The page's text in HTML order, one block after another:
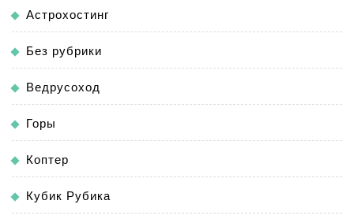
Астрохостинг
Без рубрики
Ведрусоход
Горы
Коптер
Кубик Рубика